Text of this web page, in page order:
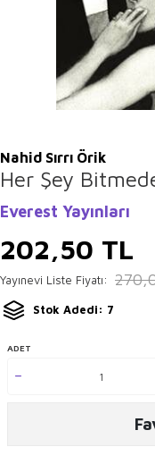
Nahid Sırrı Örik
Her Şey
Everest Yayınları
202,50 TL
Yayınevi Liste Fiyatı:
Stok Adedi: 7
ADET